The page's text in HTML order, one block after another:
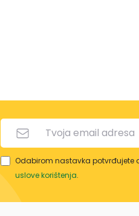
Odabirom nastavka potvrđujete
uslove korištenja.